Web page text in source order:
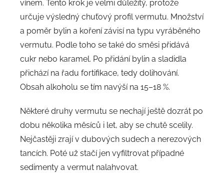
vínem. Tento krok je velmi důležitý, protože
určuje výsledný chuťový profil vermutu. Množství
a poměr bylin a koření závisí na typu vyráběného
vermutu. Podle toho se také do směsi přidává
cukr nebo karamel. Po přidání bylin a sladidla
přichází na řadu fortifikace, tedy dolihování.
Obsah alkoholu se tím navýší na 15–18 %.
Některé druhy vermutu se nechají ještě dozrát po
dobu několika měsíců i let, aby se chutě scelily.
Nejčastěji zrají v dubových sudech a nerezových
tancích. Poté už stačí jen vyfiltrovat případné
sedimenty a vermut nalahvovat.